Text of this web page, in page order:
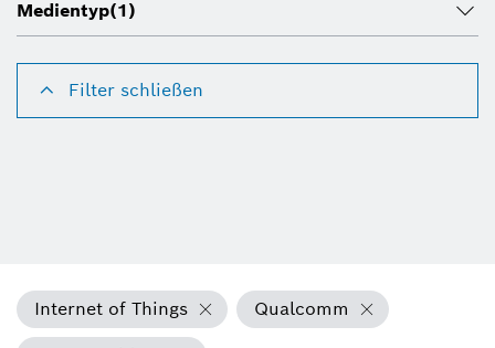
Medientyp(1)
Filter schließen
Internet of Things
Qualcomm